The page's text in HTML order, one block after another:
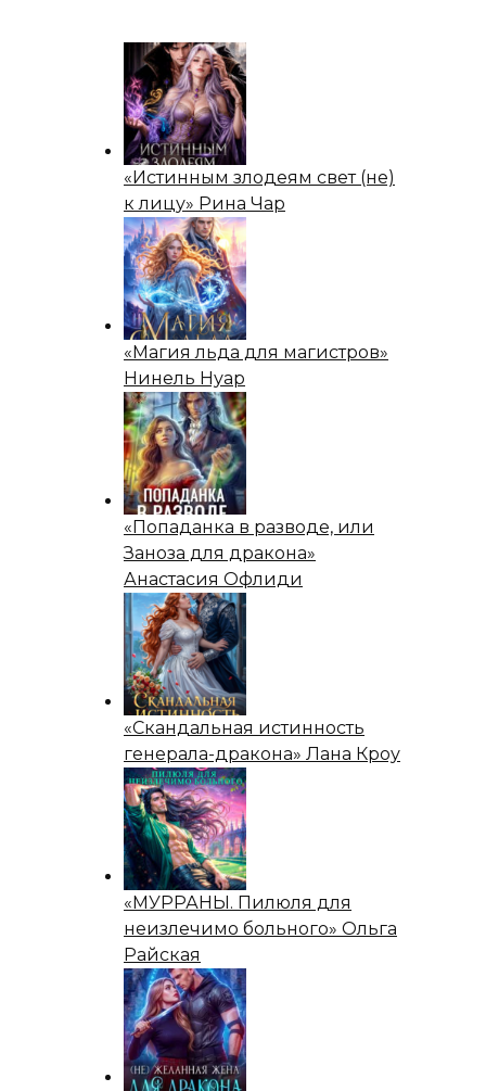
«Истинным злодеям свет (не)
к лицу» Рина Чар
«Магия льда для магистров»
Нинель Нуар
«Попаданка в разводе, или
Заноза для дракона»
Анастасия Офлиди
«Скандальная истинность
генерала-дракона» Лана Кроу
«МУРРАНЫ. Пилюля для
неизлечимо больного» Ольга
Райская